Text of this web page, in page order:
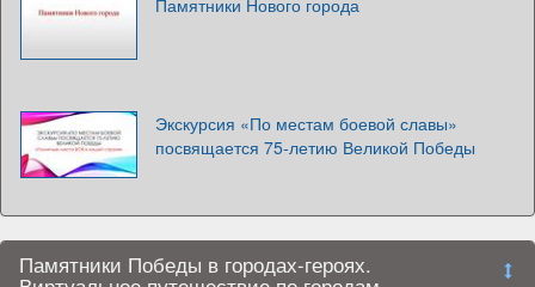
Экскурсия «По местам боевой славы»
посвящается 75-летию Великой Победы
Памятники Победы в городах-героях.